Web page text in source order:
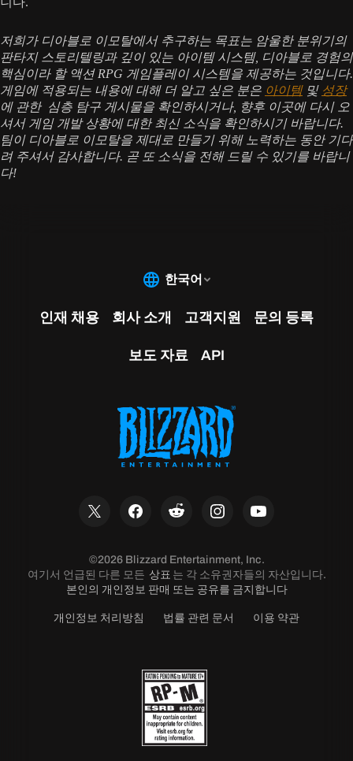
저희가 디아블로 이모탈에서 추구하는 목표는 암울한 분위기의
판타지 스토리텔링과 깊이 있는 아이템 시스템, 디아블로 경험의
핵심이라 할 액션 RPG 게임플레이 시스템을 제공하는 것입니다.
게임에 적용되는 내용에 대해 더 알고 싶은 분은 아이템및 성장
에 관한 심층 탐구 게시물을 확인하시거나, 향후 이곳에 다시 오
셔서 게임 개발 상황에 대한 최신 소식을 확인하시기 바랍니다.
팀이 디아블로 이모탈을 제대로 만들기 위해 노력하는 동안 기다
려 주셔서 감사합니다. 곧 또 소식을 전해 드릴 수 있기를 바랍니
다!